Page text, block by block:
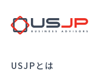
USJPとは